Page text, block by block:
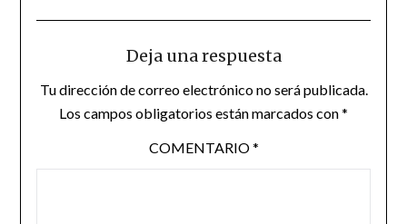
Deja una respuesta
Tu dirección de correo electrónico no será publicada.
Los campos obligatorios están marcados con*
COMENTARIO*